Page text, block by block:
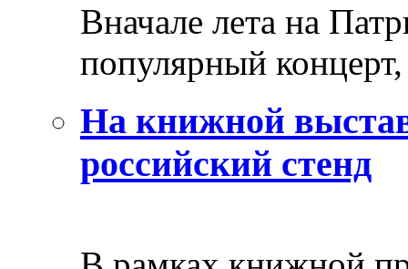
Вначале лета на
популярный
На книжной
российский стенд